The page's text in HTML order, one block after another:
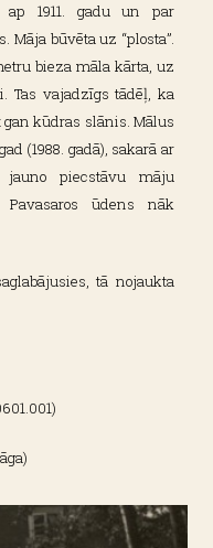
1911. gadu un par
būvēta uz “plosta”.
bieza māla kārta, uz
Tas vajadzīgs tādēļ, ka
kūdras slānis. Mālus
(1988. gadā), sakarā ar
piecstāvu māju
ūdens nāk
tā nojaukta